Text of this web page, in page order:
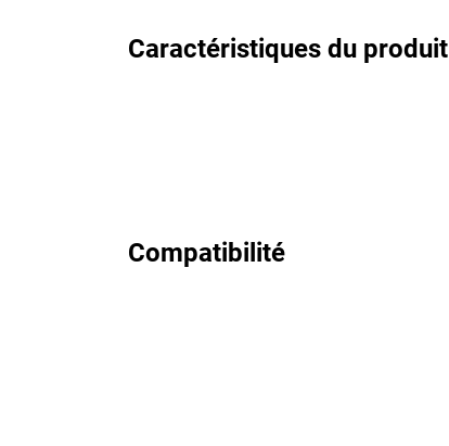
Caractéristiques du produit
Compatibilité